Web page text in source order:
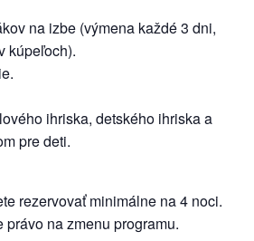
na izbe (výmena každé 3 dni,
kúpeľoch).
ihriska, detského ihriska a
pre deti.
rezervovať minimálne na 4 noci.
na zmenu programu.